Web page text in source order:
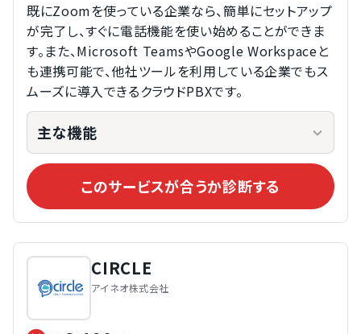
既にZoomを使っている企業なら、簡単にセットアップ
が完了し、すぐに電話機能を使い始めることができま
す。また、Microsoft TeamsやGoogle Workspaceと
も連携可能で、他社ツールを利用している企業でもス
ムーズに導入できるクラウドPBXです。
主な機能
このサービスが合うか診断する
CIRCLE
アイネオ株式会社